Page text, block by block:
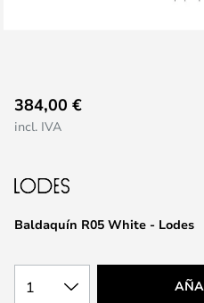
al
comienzo
la
deBaldaquín R05 White - Lodes
384,00 €
incl. IVA
1